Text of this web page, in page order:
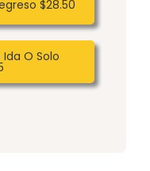
$28.50
O Solo